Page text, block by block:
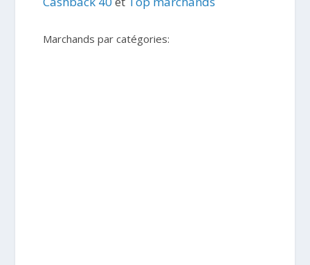
Marchands par catégories: